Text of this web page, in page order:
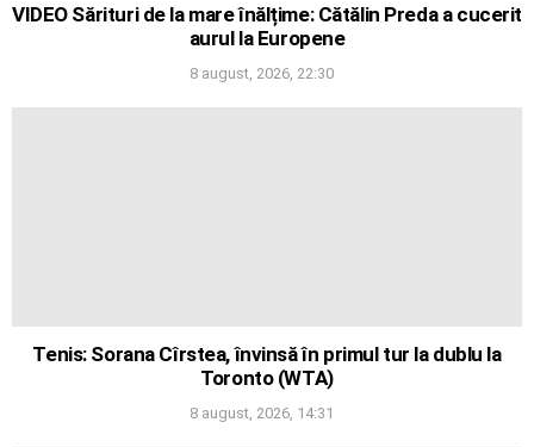
VIDEO Sărituri de la mare înălțime: Cătălin Preda a cucerit
aurul la Europene
8 august, 2026, 22:30
Tenis: Sorana Cîrstea, învinsă în primul tur la dublu la
Toronto (WTA)
8 august, 2026, 14:31